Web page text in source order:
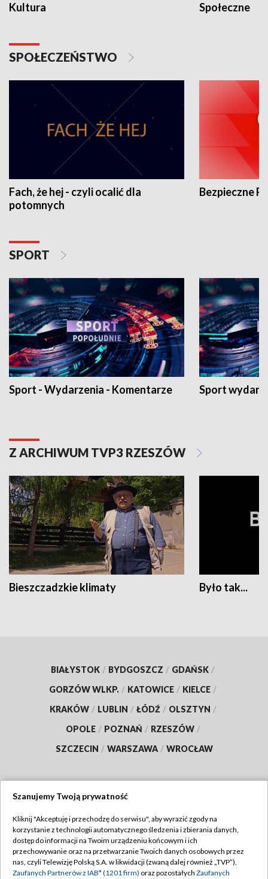
Kultura Społeczne
SPOŁECZEŃSTWO
Fach, że hej - czyli ocalić dla
potomnych
Bezpieczne
SPORT
Sport - Wydarzenia - Komentarze Sport
Z ARCHIWUM TVP3 RZESZÓW
Bieszczadzkie klimaty Było tak...
BIAŁYSTOK / BYDGOSZCZ / GDAŃSK /
GORZÓW WLKP. / KATOWICE / KIELCE /
KRAKÓW / LUBLIN / ŁÓDŹ / OLSZTYN /
OPOLE / POZNAŃ / RZESZÓW /
SZCZECIN / WARSZAWA / WROCŁAW
TVP
Abonament TVP
Emisja w TVP
Regulamin TVP
Polityka prywatności
Szanujemy Twoją prywatność
Kliknij "Akceptuję i przechodzę do serwisu", aby wyrazić zgody na
korzystanie z technologii automatycznego śledzenia i zbierania danych,
dostęp do informacji na Twoim urządzeniu końcowym i ich
przechowywanie oraz na przetwarzanie Twoich danych osobowych przez
nas, czyli Telewizję Polską S.A. w likwidacji (zwaną dalej również „TVP”),
Zaufanych Partnerów z IAB* (1201 firm) oraz pozostałych Zaufanych